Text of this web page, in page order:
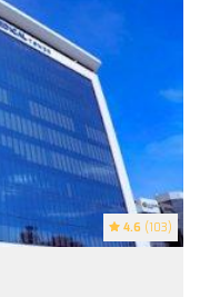
4.6 (103)